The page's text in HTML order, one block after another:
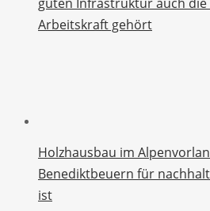
Arbeitskraft gehört
Holzhausbau im
Benediktbeuern für
ist